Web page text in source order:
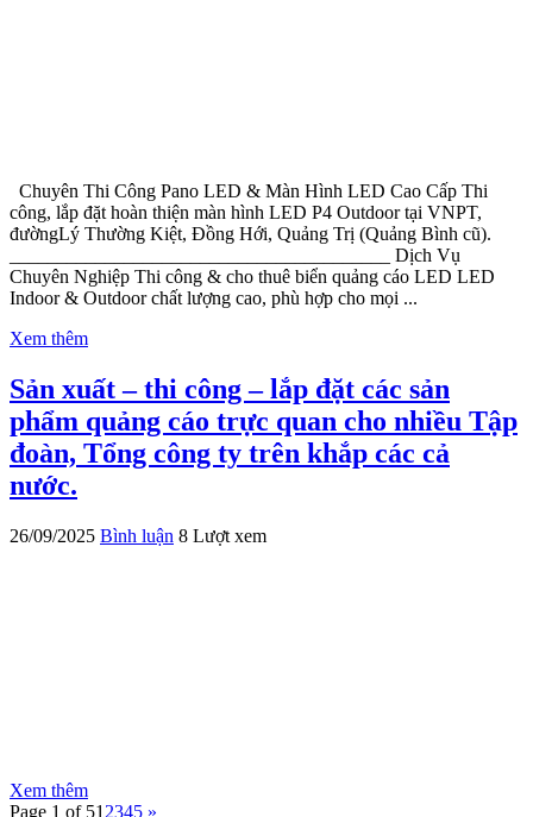
Chuyên Thi Công Pano LED & Màn Hình LED Cao Cấp Thi
công, lắp đặt hoàn thiện màn hình LED P4 Outdoor tại VNPT,
đườngLý Thường Kiệt, Đồng Hới, Quảng Trị (Quảng Bình cũ).
________________________________________ Dịch Vụ
Chuyên Nghiệp Thi công & cho thuê biển quảng cáo LED LED
Indoor & Outdoor chất lượng cao, phù hợp cho mọi ...
Xem thêm
Sản xuất – thi công – lắp đặt các sản
phẩm quảng cáo trực quan cho nhiều Tập
đoàn, Tổng công ty trên khắp các cả
nước.
26/09/2025 Bình luận 8 Lượt xem
Xem thêm
Page 1 of 51 2345 »